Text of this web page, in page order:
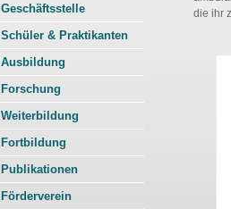
Geschäftsstelle
Schüler & Praktikanten
Ausbildung
Forschung
Weiterbildung
Fortbildung
Publikationen
Förderverein
die ihr